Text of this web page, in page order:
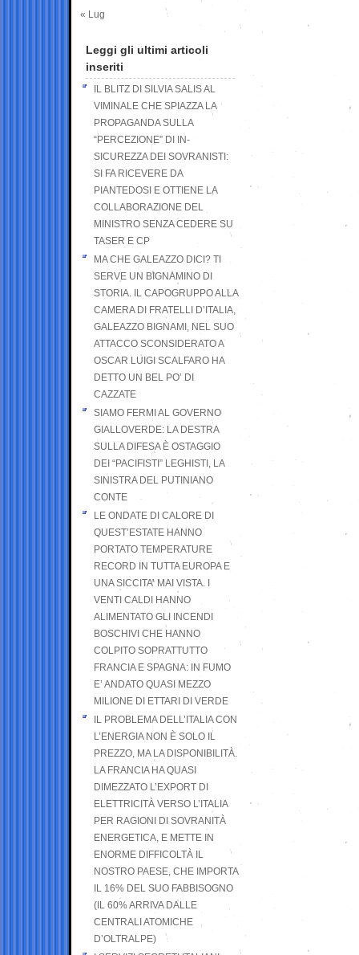
« Lug
Leggi gli ultimi articoli
inseriti
IL BLITZ DI SILVIA SALIS AL
VIMINALE CHE SPIAZZA LA
PROPAGANDA SULLA
“PERCEZIONE” DI IN-
SICUREZZA DEI SOVRANISTI:
SI FA RICEVERE DA
PIANTEDOSI E OTTIENE LA
COLLABORAZIONE DEL
MINISTRO SENZA CEDERE SU
TASER E CP
MA CHE GALEAZZO DICI? TI
SERVE UN BIGNAMINO DI
STORIA. IL CAPOGRUPPO ALLA
CAMERA DI FRATELLI D’ITALIA,
GALEAZZO BIGNAMI, NEL SUO
ATTACCO SCONSIDERATO A
OSCAR LUIGI SCALFARO HA
DETTO UN BEL PO’ DI
CAZZATE
SIAMO FERMI AL GOVERNO
GIALLOVERDE: LA DESTRA
SULLA DIFESA È OSTAGGIO
DEI “PACIFISTI” LEGHISTI, LA
SINISTRA DEL PUTINIANO
CONTE
LE ONDATE DI CALORE DI
QUEST’ESTATE HANNO
PORTATO TEMPERATURE
RECORD IN TUTTA EUROPA E
UNA SICCITA’ MAI VISTA. I
VENTI CALDI HANNO
ALIMENTATO GLI INCENDI
BOSCHIVI CHE HANNO
COLPITO SOPRATTUTTO
FRANCIA E SPAGNA: IN FUMO
E’ ANDATO QUASI MEZZO
MILIONE DI ETTARI DI VERDE
IL PROBLEMA DELL’ITALIA CON
L’ENERGIA NON È SOLO IL
PREZZO, MA LA DISPONIBILITÀ.
LA FRANCIA HA QUASI
DIMEZZATO L’EXPORT DI
ELETTRICITÀ VERSO L’ITALIA
PER RAGIONI DI SOVRANITÀ
ENERGETICA, E METTE IN
ENORME DIFFICOLTÀ IL
NOSTRO PAESE, CHE IMPORTA
IL 16% DEL SUO FABBISOGNO
(IL 60% ARRIVA DALLE
CENTRALI ATOMICHE
D’OLTRALPE)